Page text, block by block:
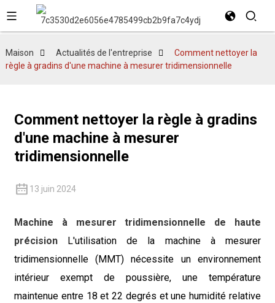
Maison Actualités de l'entreprise
Comment nettoyer la
règle à gradins d'une machine à mesurer tridimensionnelle
Comment nettoyer la règle à gradins
d'une machine à mesurer
tridimensionnelle
13 juin 2024
Machine à mesurer tridimensionnelle de haute
précisionL'utilisation de la machine à mesurer
tridimensionnelle (MMT) nécessite un environnement
intérieur exempt de poussière, une température
maintenue entre 18 et 22 degrés et une humidité relative